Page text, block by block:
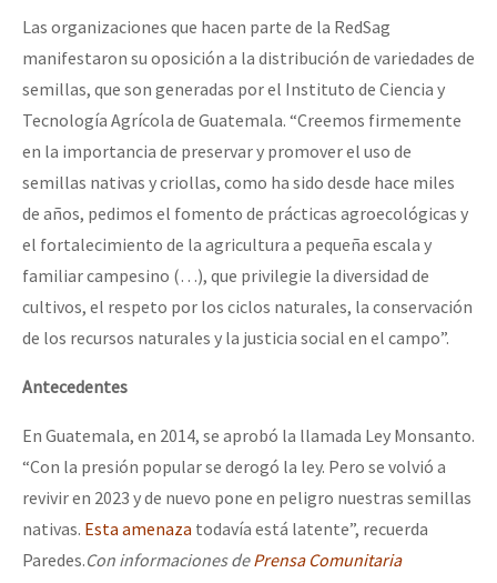
Las organizaciones que hacen parte de la RedSag
manifestaron su oposición a la distribución de variedades de
semillas, que son generadas por el Instituto de Ciencia y
Tecnología Agrícola de Guatemala. “Creemos firmemente
en la importancia de preservar y promover el uso de
semillas nativas y criollas, como ha sido desde hace miles
de años, pedimos el fomento de prácticas agroecológicas y
el fortalecimiento de la agricultura a pequeña escala y
familiar campesino (…), que privilegie la diversidad de
cultivos, el respeto por los ciclos naturales, la conservación
de los recursos naturales y la justicia social en el campo”.
Antecedentes
En Guatemala, en 2014, se aprobó la llamada Ley Monsanto.
“Con la presión popular se derogó la ley. Pero se volvió a
revivir en 2023 y de nuevo pone en peligro nuestras semillas
nativas. Esta amenaza todavía está latente”, recuerda
Paredes.Con informaciones dePrensa Comunitaria